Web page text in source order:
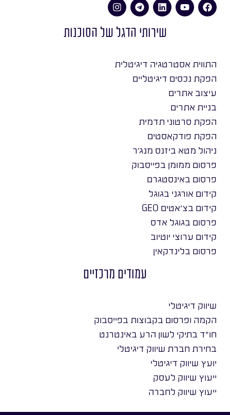
שירותי הדגל של הסוכנות
התווית אסטרטגיה דיגיטלית
הפקת נכסים דיגיטליים
עיצוב אתרים
בניית אתרים
הפקת סרטוני תדמית
הפקת פודקאסטים
ניהול מטא ביזנס מנג׳ר
פרסום ממומן בפייסבוק
פרסום באינסטגרם
קידום אורגני בגוגל
קידום בצ׳אטים GEO
פרסום בגוגל אדס
קידום ערוצי יוטיוב
פרסום בלינדקאין
עמודים מרכזיים
שיווק דיגיטלי
הקמה ופרסום בקבוצות בפייסבוק
חו״ד בתיקי לשון הרע באינטרנט
בחירת חברת שיווק דיגיטלי
יועץ שיווק דיגיטלי
ייעוץ שיווק לעסק
ייעוץ שיווק לחברה